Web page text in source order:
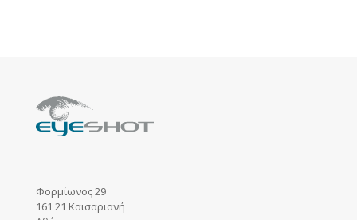
Φορμίωνος 29
161 21 Καισαριανή